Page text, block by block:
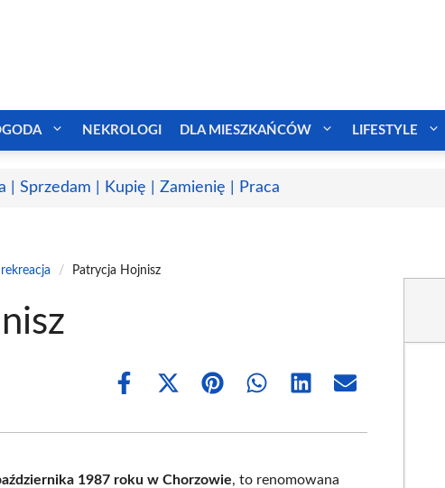
NEKROLOGI DLA MIESZKAŃCÓW LIFESTYLE
| Sprzedam | Kupię | Zamienię | Praca
/ Patrycja Hojnisz
Share
Share
(Twitter)
Share Share Share Share
1987 roku w Chorzowie, to renomowana